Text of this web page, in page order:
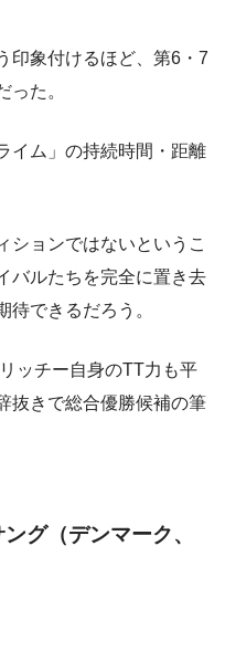
印象付けるほど、第6・7
った。
イム」の持続時間・距離
ションではないというこ
バルたちを完全に置き去
待できるだろう。
ッチー自身のTT力も平
抜きで総合優勝候補の筆
グ（デンマーク、